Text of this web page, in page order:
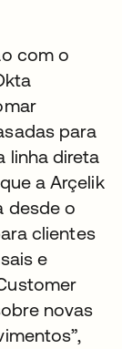
com o
para
linha direta
a Arçelik
desde o
clientes
e
novas